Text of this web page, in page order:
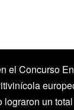
el Concurso
un